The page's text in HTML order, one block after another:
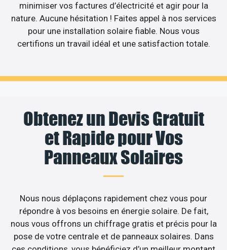
minimiser vos factures d’électricité et agir pour la
nature. Aucune hésitation ! Faites appel à nos services
pour une installation solaire fiable. Nous vous
certifions un travail idéal et une satisfaction totale.
Obtenez un Devis Gratuit
et Rapide pour Vos
Panneaux Solaires
Nous nous déplaçons rapidement chez vous pour
répondre à vos besoins en énergie solaire. De fait,
nous vous offrons un chiffrage gratis et précis pour la
pose de votre centrale et de panneaux solaires. Dans